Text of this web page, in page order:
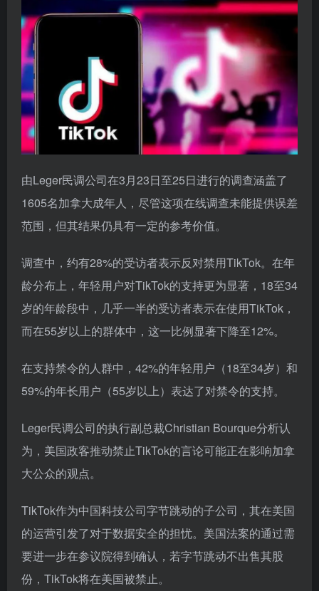
由Leger民调公司在3月23日至25日进行的调查涵盖了
1605名加拿大成年人，尽管这项在线调查未能提供误差
范围，但其结果仍具有一定的参考价值。
调查中，约有28%的受访者表示反对禁用TikTok。在年
龄分布上，年轻用户对TikTok的支持更为显著，18至34
岁的年龄段中，几乎一半的受访者表示在使用TikTok，
而在55岁以上的群体中，这一比例显著下降至12%。
在支持禁令的人群中，42%的年轻用户（18至34岁）和
59%的年长用户（55岁以上）表达了对禁令的支持。
Leger民调公司的执行副总裁Christian Bourque分析认
为，美国政客推动禁止TikTok的言论可能正在影响加拿
大公众的观点。
TikTok作为中国科技公司字节跳动的子公司，其在美国
的运营引发了对于数据安全的担忧。美国法案的通过需
要进一步在参议院得到确认，若字节跳动不出售其股
份，TikTok将在美国被禁止。